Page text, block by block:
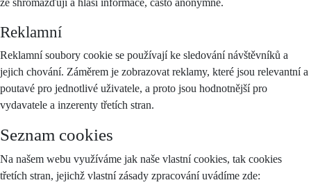
Reklamní
Reklamní soubory cookie se používají ke sledování návštěvníků a
jejich chování. Záměrem je zobrazovat reklamy, které jsou relevantní a
poutavé pro jednotlivé uživatele, a proto jsou hodnotnější pro
vydavatele a inzerenty třetích stran.
Seznam cookies
Na našem webu využíváme jak naše vlastní cookies, tak cookies
třetích stran, jejichž vlastní zásady zpracování uvádíme zde: